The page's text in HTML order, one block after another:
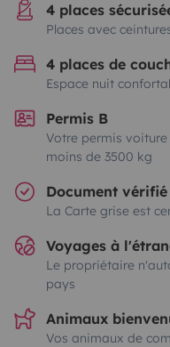
4 places
Places avec
4 places de
Espace nuit
Permis B
Votre permis
moins de 3500 kg
Document vérifié
La Carte grise est
Voyages à
Le propriétaire
pays
Animaux
Vos animaux de